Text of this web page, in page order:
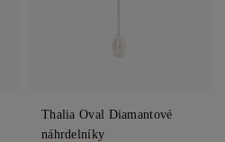
Thalia Oval Diamantové
náhrdelníky